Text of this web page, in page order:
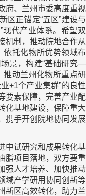
府、兰州市委高度重视
区正锚定“五区”建设与
现代产业体系。希望双
机制，推动院地合作从
依托化物所优势领域布
景，构建“基础研究—
推动兰州化物所重点研
+1个产业集群”的良性
要素保障，完善产业配
化基地建设，保障重大
携手开创院地协同发展
中试研究和成果转化基
脂项目落地，双方要重
强人才培养、加快推动
域产学研用协同创新等
新区高效转化，助力兰